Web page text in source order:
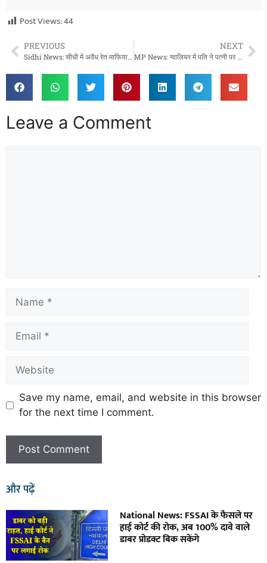
Post Views:44
PREVIOUS
Sidhi News: सीधी में अवैध रेत माफियाओं पर बड़ी कार्रवाई, सोन नदी से 4 ट्रैक्टर जब्त
NEXT
MP News: ग्वालियर में पति ने पत्नी पर लगाया जान से मारने की धमकी का आरोप, बॉयफ्रेंड संग रहने की बताई शर्त
Leave a Comment
Save my name, email, and website in this browser
for the next time I comment.
और पढ़ें
National News: FSSAI के फैसले पर
हाई कोर्ट की रोक, अब 100% दावे वाले
डाबर प्रोडक्ट बिक सकेंगे